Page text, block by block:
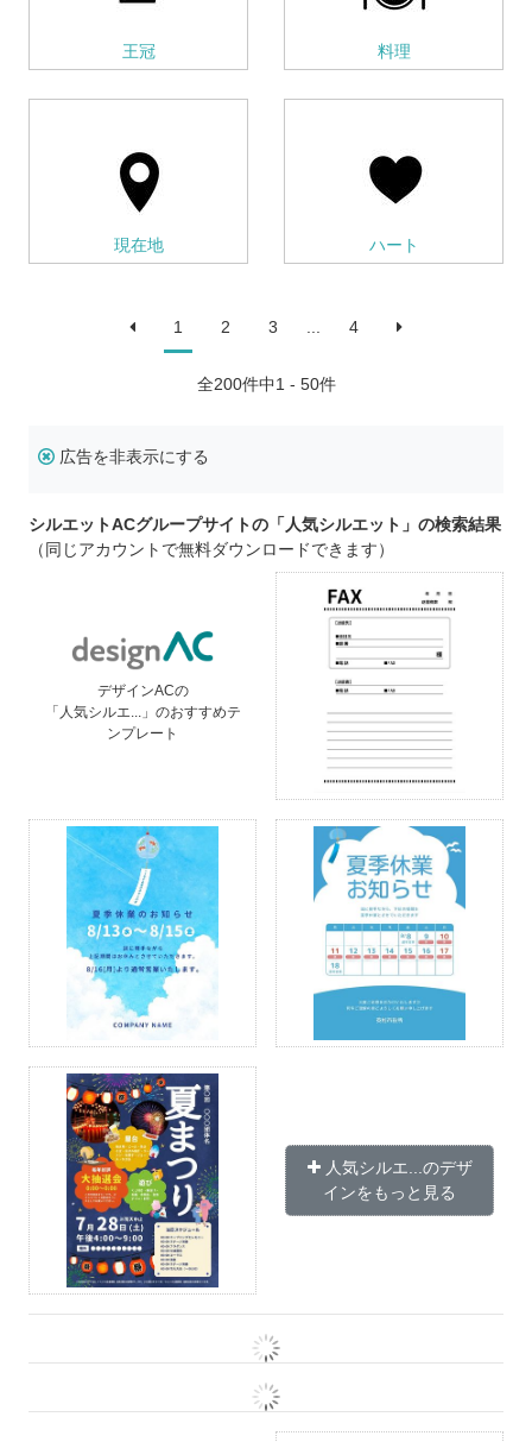
王冠 料理
現在地 ハート
1 2 3 4
全200件中1 - 50件
広告を非表示にする
シルエットACグループサイトの「人気シルエット」の検索結果
（同じアカウントで無料ダウンロードできます）
デザインACの
「人気シルエ...」のおすすめテ
ンプレート
人気シルエ...のデザ
インをもっと見る